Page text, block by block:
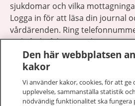
sjukdomar och vilka
Logga in för att läsa din journal
vårdärenden. Ring
sjukvårdsrådgivning dygnet runt.
1177 ger dig råd när du vill må
Den här webbplatsen
kakor
Vi använder kakor, cookies, för att ge
upplevelse, sammanställa statistik
nödvändig funktionalitet ska fungera